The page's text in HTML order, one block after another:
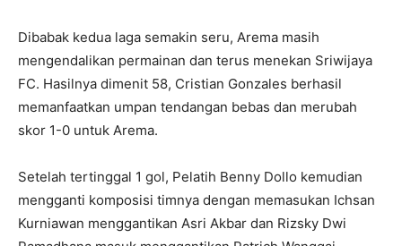
Dibabak kedua laga semakin seru, Arema masih
mengendalikan permainan dan terus menekan Sriwijaya
FC. Hasilnya dimenit 58, Cristian Gonzales berhasil
memanfaatkan umpan tendangan bebas dan merubah
skor 1-0 untuk Arema.
Setelah tertinggal 1 gol, Pelatih Benny Dollo kemudian
mengganti komposisi timnya dengan memasukan Ichsan
Kurniawan menggantikan Asri Akbar dan Rizsky Dwi